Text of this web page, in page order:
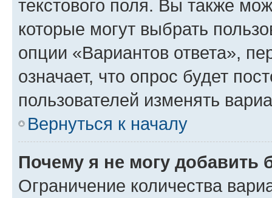
текстового поля. Вы также
которые могут выбрать
опции «Вариантов ответа»,
означает, что опрос будет
пользователей изменять
Вернуться к началу
Почему я не могу добавить
Ограничение количества